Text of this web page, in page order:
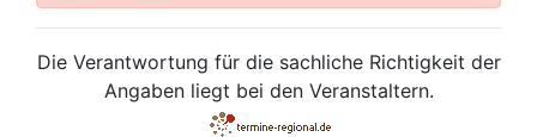
Die Verantwortung für die sachliche Richtigkeit der
Angaben liegt bei den Veranstaltern.